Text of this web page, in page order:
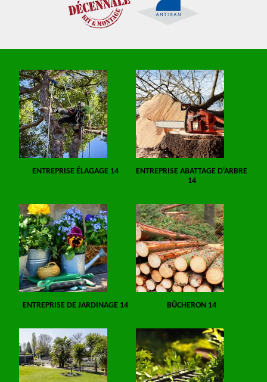
ENTREPRISE ÉLAGAGE 14
ENTREPRISE ABATTAGE D'ARBRE
14
ENTREPRISE DE JARDINAGE 14 BÛCHERON 14